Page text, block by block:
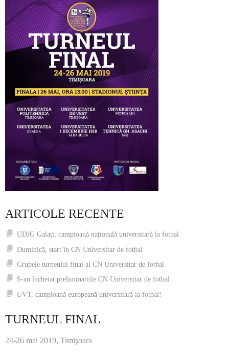
ARTICOLE RECENTE
UDJG Galați, campioană națională universitară la fotbal
Duminică, start în CN Universitar de fotbal
Grupele turneului final al CN Universitar de fotbal
S-au încheiat preliminariile CN Universitar de fotbal
UVT, campioană europeană universitară la fotbal!
TURNEUL FINAL
24-26 mai 2019, Timişoara